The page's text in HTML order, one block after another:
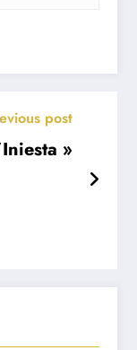
post
»